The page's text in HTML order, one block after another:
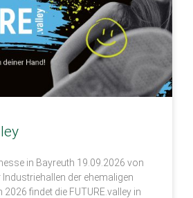
in Bayreuth 19.09.2026 von
Industriehallen der ehemaligen
findet die FUTURE.valley in